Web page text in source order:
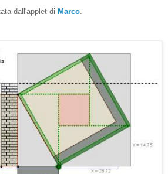
dall'applet di Marco.